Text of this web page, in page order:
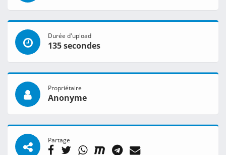
Durée d'upload
135 secondes
Propriétaire
Anonyme
Partage